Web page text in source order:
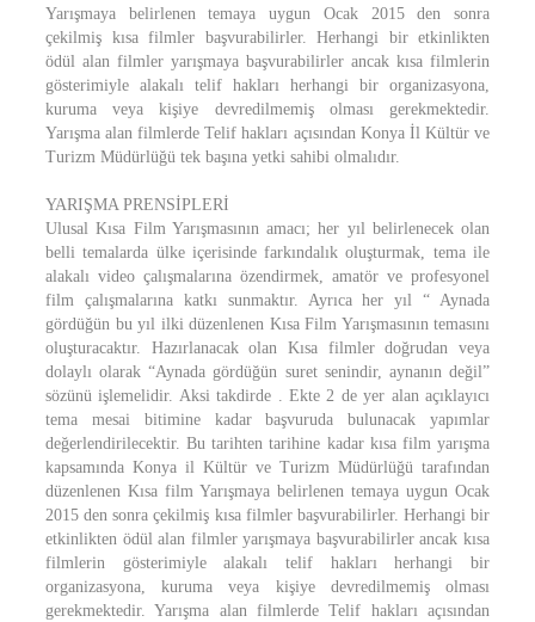
Yarışmaya belirlenen temaya uygun Ocak 2015 den sonra
çekilmiş kısa filmler başvurabilirler. Herhangi bir etkinlikten
ödül alan filmler yarışmaya başvurabilirler ancak kısa filmlerin
gösterimiyle alakalı telif hakları herhangi bir organizasyona,
kuruma veya kişiye devredilmemiş olması gerekmektedir.
Yarışma alan filmlerde Telif hakları açısından Konya İl Kültür ve
Turizm Müdürlüğü tek başına yetki sahibi olmalıdır.
YARIŞMA PRENSİPLERİ
Ulusal Kısa Film Yarışmasının amacı; her yıl belirlenecek olan
belli temalarda ülke içerisinde farkındalık oluşturmak, tema ile
alakalı video çalışmalarına özendirmek, amatör ve profesyonel
film çalışmalarına katkı sunmaktır. Ayrıca her yıl “ Aynada
gördüğün bu yıl ilki düzenlenen Kısa Film Yarışmasının temasını
oluşturacaktır. Hazırlanacak olan Kısa filmler doğrudan veya
dolaylı olarak “Aynada gördüğün suret senindir, aynanın değil”
sözünü işlemelidir. Aksi takdirde . Ekte 2 de yer alan açıklayıcı
tema mesai bitimine kadar başvuruda bulunacak yapımlar
değerlendirilecektir. Bu tarihten tarihine kadar kısa film yarışma
kapsamında Konya il Kültür ve Turizm Müdürlüğü tarafından
düzenlenen Kısa film Yarışmaya belirlenen temaya uygun Ocak
2015 den sonra çekilmiş kısa filmler başvurabilirler. Herhangi bir
etkinlikten ödül alan filmler yarışmaya başvurabilirler ancak kısa
filmlerin gösterimiyle alakalı telif hakları herhangi bir
organizasyona, kuruma veya kişiye devredilmemiş olması
gerekmektedir. Yarışma alan filmlerde Telif hakları açısından